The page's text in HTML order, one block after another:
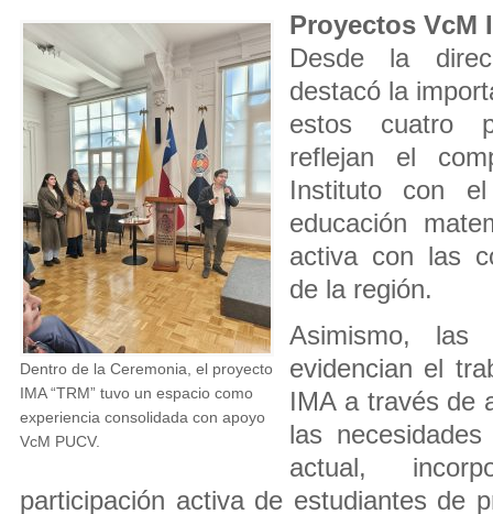
Dentro de la Ceremonia, el proyecto
IMA “TRM” tuvo un espacio como
experiencia consolidada con apoyo
VcM PUCV.
Proyectos VcM
Desde la
destacó la
estos cuatro
reflejan el
Instituto con
educación
activa con las
de la región.
Asimismo, las
evidencian el
IMA a través de
las
actual,
participación activa de estudiantes de